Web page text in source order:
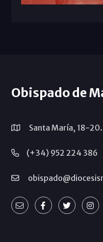
Obispado de
Santa María, 18-
(+34) 952 224 386